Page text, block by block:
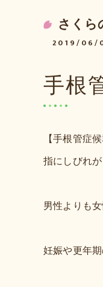
さく
2019/06/
手根
【手根管症候
指にしびれ
男性よりも
妊娠や更年